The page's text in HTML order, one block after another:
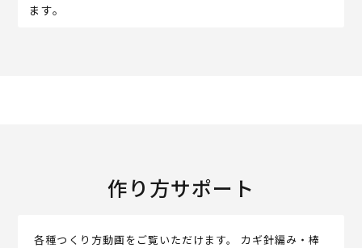
ます。
作り方サポート
各種つくり方動画をご覧いただけます。 カギ針編み・棒